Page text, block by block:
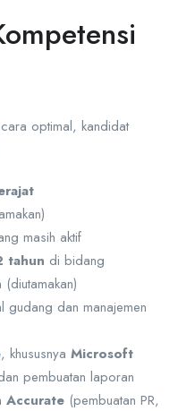
optimal, kandidat
masih aktif
tahun di bidang
gudang dan manajemen
, khususnya Microsoft
pembuatan laporan
Accurate (pembuatan PR,